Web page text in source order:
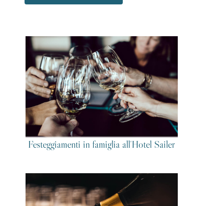
Festeggiamenti in famiglia all'Hotel Sailer